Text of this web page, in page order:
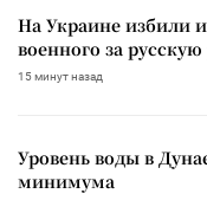
На Украине избили
военного за русскую
15 минут назад
Уровень воды в
минимума